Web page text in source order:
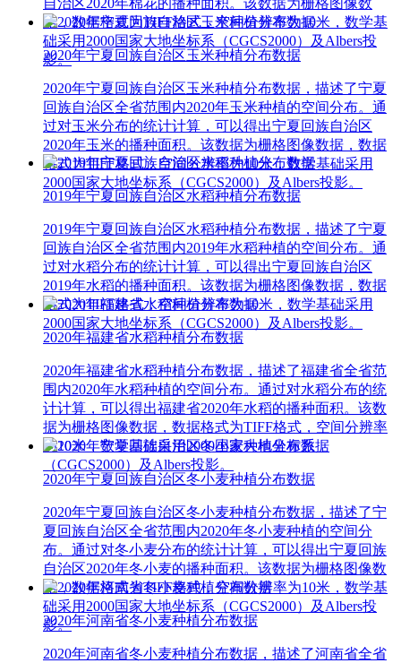
据，数据格式为TIFF格式，空间分辨率为10米，数学基
础采用2000国家大地坐标系（CGCS2000）及Albers投
影。
2020年宁夏回族自治区玉米种植分布数据
2020年宁夏回族自治区玉米种植分布数据，描述了宁夏
回族自治区全省范围内2020年玉米种植的空间分布。通
过对玉米分布的统计计算，可以得出宁夏回族自治区
2020年玉米的播种面积。该数据为栅格图像数据，数据
格式为TIFF格式，空间分辨率为10米，数学基础采用
2000国家大地坐标系（CGCS2000）及Albers投影。
2019年宁夏回族自治区水稻种植分布数据
2019年宁夏回族自治区水稻种植分布数据，描述了宁夏
回族自治区全省范围内2019年水稻种植的空间分布。通
过对水稻分布的统计计算，可以得出宁夏回族自治区
2019年水稻的播种面积。该数据为栅格图像数据，数据
格式为TIFF格式，空间分辨率为10米，数学基础采用
2000国家大地坐标系（CGCS2000）及Albers投影。
2020年福建省水稻种植分布数据
2020年福建省水稻种植分布数据，描述了福建省全省范
围内2020年水稻种植的空间分布。通过对水稻分布的统
计计算，可以得出福建省2020年水稻的播种面积。该数
据为栅格图像数据，数据格式为TIFF格式，空间分辨率
为10米，数学基础采用2000国家大地坐标系
（CGCS2000）及Albers投影。
2020年宁夏回族自治区冬小麦种植分布数据
2020年宁夏回族自治区冬小麦种植分布数据，描述了宁
夏回族自治区全省范围内2020年冬小麦种植的空间分
布。通过对冬小麦分布的统计计算，可以得出宁夏回族
自治区2020年冬小麦的播种面积。该数据为栅格图像数
据，数据格式为TIFF格式，空间分辨率为10米，数学基
础采用2000国家大地坐标系（CGCS2000）及Albers投
影。
2020年河南省冬小麦种植分布数据
2020年河南省冬小麦种植分布数据，描述了河南省全省